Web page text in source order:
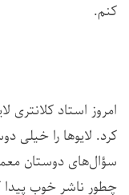
کنم.
امروز استاد کلانتری
کرد. لایوها را خیلی
سؤال‌های دوستان
چطور ناشر خوب پیدا